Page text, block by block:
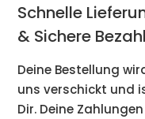
Schnelle
& Sichere
Deine Bestellung
uns verschickt und
Dir. Deine